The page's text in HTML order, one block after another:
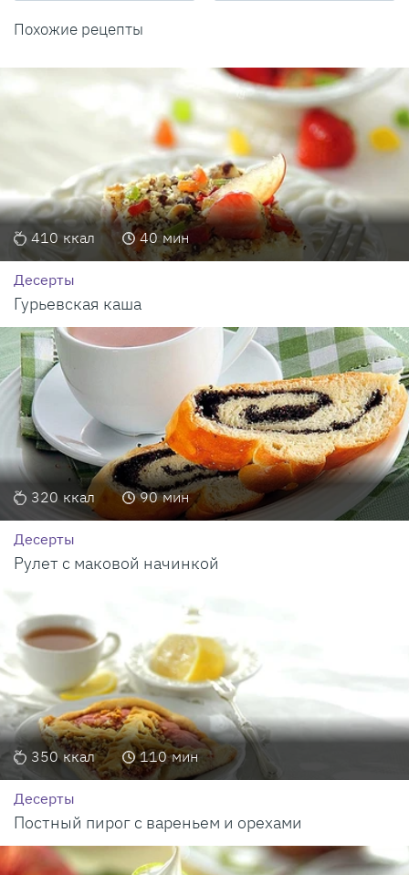
Похожие рецепты
410 ккал 40 мин
Десерты
Гурьевская каша
320 ккал 90 мин
Десерты
Рулет с маковой начинкой
350 ккал 110 мин
Десерты
Постный пирог с вареньем и орехами